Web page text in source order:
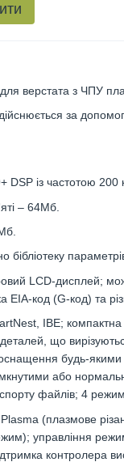
верстата з ЧПУ
за
DSP із частотою 200
– 64Мб.
LCD-дисплей;
EIA-код (G-код) та
IBE; компактна
що
будь-якими
або
файлів; 4
(плазмове
управління
контролера